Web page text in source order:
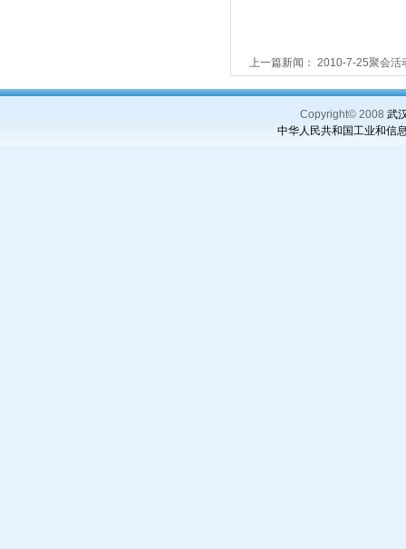
上一篇新闻：2010-7-25聚会活
Copyright© 2008 武
中华人民共和国工业和信